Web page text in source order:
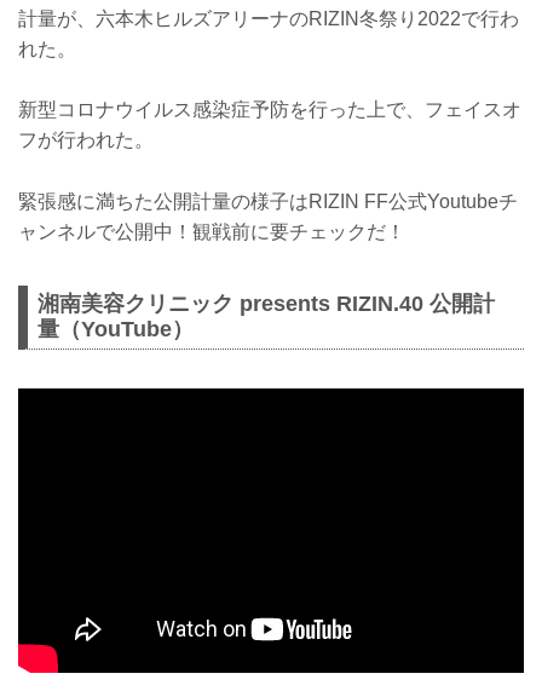
計量が、六本木ヒルズアリーナのRIZIN冬祭り2022で行わ
れた。
新型コロナウイルス感染症予防を行った上で、フェイスオ
フが行われた。
緊張感に満ちた公開計量の様子はRIZIN FF公式Youtubeチ
ャンネルで公開中！観戦前に要チェックだ！
湘南美容クリニック presents RIZIN.40 公開計
量（YouTube）